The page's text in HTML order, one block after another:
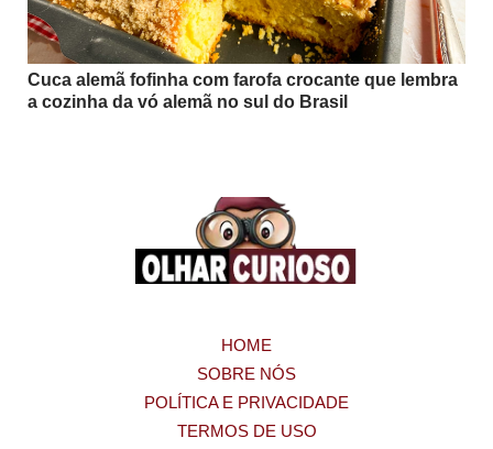
Cuca alemã fofinha com farofa crocante que lembra
a cozinha da vó alemã no sul do Brasil
HOME
SOBRE NÓS
POLÍTICA E PRIVACIDADE
TERMOS DE USO